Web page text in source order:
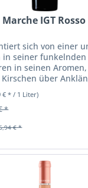
IGT Rosso
sich von einer
in seiner
in seinen
über
würzigen Noten
€ * / 1 Liter)
*
€ *